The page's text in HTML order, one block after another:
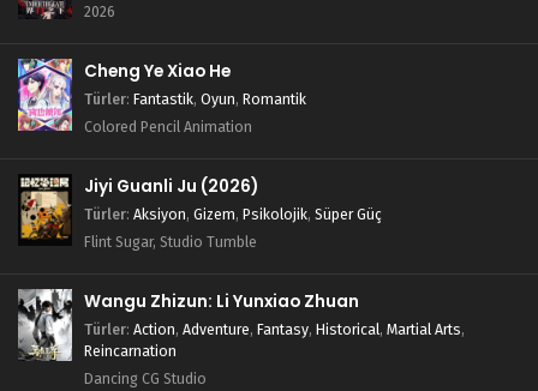
2026
Cheng Ye Xiao He
Türler: Fantastik, Oyun, Romantik
Colored Pencil Animation
Jiyi Guanli Ju (2026)
Türler: Aksiyon, Gizem, Psikolojik, Süper Güç
Flint Sugar, Studio Tumble
Wangu Zhizun: Li Yunxiao Zhuan
Türler: Action, Adventure, Fantasy, Historical, Martial Arts,
Reincarnation
Dancing CG Studio